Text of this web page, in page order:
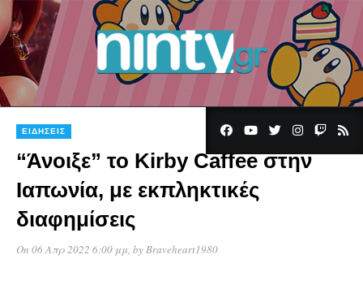
ΕΙΔΉΣΕΙΣ
“Άνοιξε” το Kirby Caffee στην
Ιαπωνία, με εκπληκτικές
διαφημίσεις
On 06 Απρ 2022 6:00 μμ, byBraveheart1980